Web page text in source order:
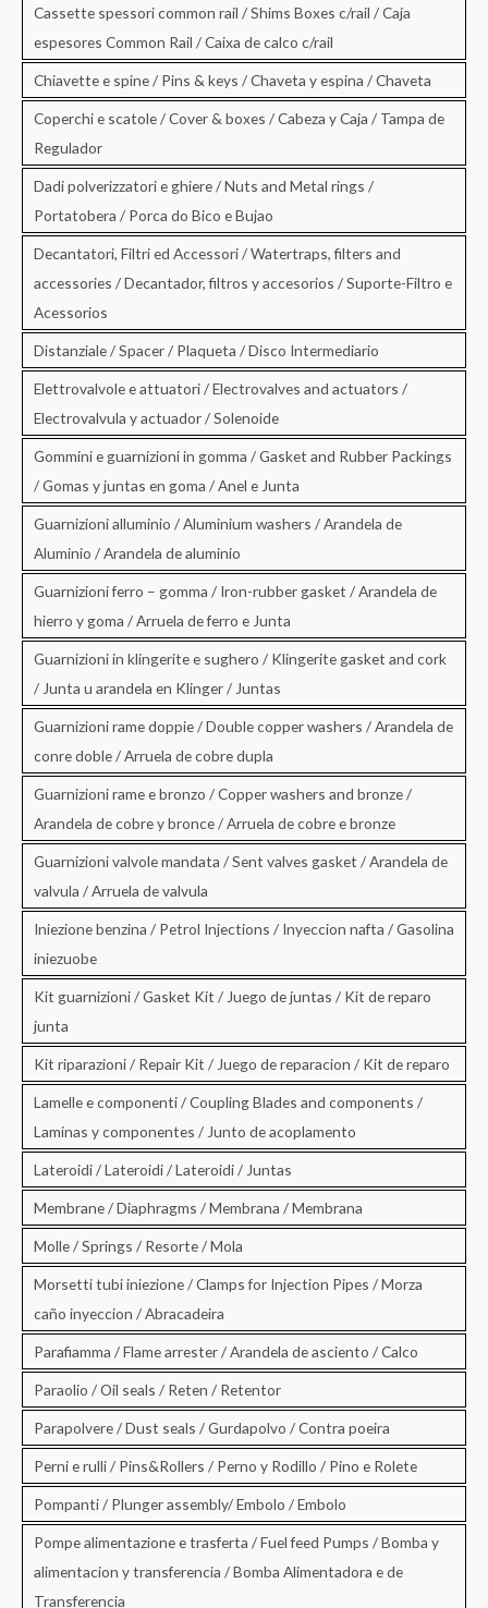
Cassette spessori common rail / Shims Boxes c/rail / Caja
espesores Common Rail / Caixa de calco c/rail
Chiavette e spine / Pins & keys / Chaveta y espina / Chaveta
Coperchi e scatole / Cover & boxes / Cabeza y Caja / Tampa de
Regulador
Dadi polverizzatori e ghiere / Nuts and Metal rings /
Portatobera / Porca do Bico e Bujao
Decantatori, Filtri ed Accessori / Watertraps, filters and
accessories / Decantador, filtros y accesorios / Suporte-Filtro e
Acessorios
Distanziale / Spacer / Plaqueta / Disco Intermediario
Elettrovalvole e attuatori / Electrovalves and actuators /
Electrovalvula y actuador / Solenoide
Gommini e guarnizioni in gomma / Gasket and Rubber Packings
/ Gomas y juntas en goma / Anel e Junta
Guarnizioni alluminio / Aluminium washers / Arandela de
Aluminio / Arandela de aluminio
Guarnizioni ferro – gomma / Iron-rubber gasket / Arandela de
hierro y goma / Arruela de ferro e Junta
Guarnizioni in klingerite e sughero / Klingerite gasket and cork
/ Junta u arandela en Klinger / Juntas
Guarnizioni rame doppie / Double copper washers / Arandela de
conre doble / Arruela de cobre dupla
Guarnizioni rame e bronzo / Copper washers and bronze /
Arandela de cobre y bronce / Arruela de cobre e bronze
Guarnizioni valvole mandata / Sent valves gasket / Arandela de
valvula / Arruela de valvula
Iniezione benzina / Petrol Injections / Inyeccion nafta / Gasolina
iniezuobe
Kit guarnizioni / Gasket Kit / Juego de juntas / Kit de reparo
junta
Kit riparazioni / Repair Kit / Juego de reparacion / Kit de reparo
Lamelle e componenti / Coupling Blades and components /
Laminas y componentes / Junto de acoplamento
Lateroidi / Lateroidi / Lateroidi / Juntas
Membrane / Diaphragms / Membrana / Membrana
Molle / Springs / Resorte / Mola
Morsetti tubi iniezione / Clamps for Injection Pipes / Morza
caño inyeccion / Abracadeira
Parafiamma / Flame arrester / Arandela de asciento / Calco
Paraolio / Oil seals / Reten / Retentor
Parapolvere / Dust seals / Gurdapolvo / Contra poeira
Perni e rulli / Pins&Rollers / Perno y Rodillo / Pino e Rolete
Pompanti / Plunger assembly/ Embolo / Embolo
Pompe alimentazione e trasferta / Fuel feed Pumps / Bomba y
alimentacion y transferencia / Bomba Alimentadora e de
Transferencia